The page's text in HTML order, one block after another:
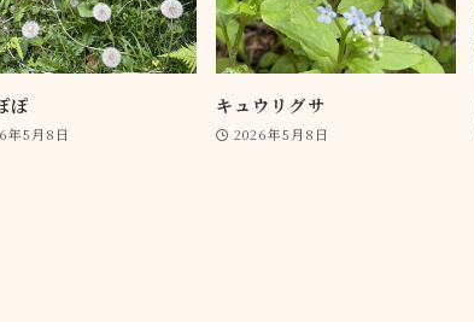
ぽ
年5月8日
キュウリグサ
2026年5月8日